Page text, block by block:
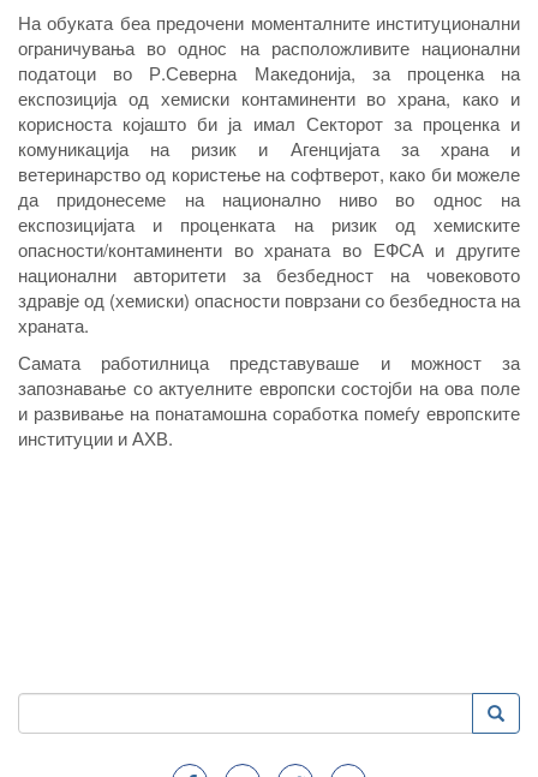
На обуката беа предочени моменталните институционални
ограничувања во однос на расположливите национални
податоци во Р.Северна Македонија, за проценка на
експозиција од хемиски контаминенти во храна, како и
корисноста којашто би ја имал Секторот за проценка и
комуникација на ризик и Агенцијата за храна и
ветеринарство од користење на софтверот, како би можеле
да придонесеме на национално ниво во однос на
експозицијата и проценката на ризик од хемиските
опасности/контаминенти во храната во ЕФСА и другите
национални авторитети за безбедност на човековото
здравје од (хемиски) опасности поврзани со безбедноста на
храната.
Самата работилница представуваше и можност за
запознавање со актуелните европски состојби на ова поле
и развивање на понатамошна соработка помеѓу европските
институции и АХВ.
Search
Пребарување